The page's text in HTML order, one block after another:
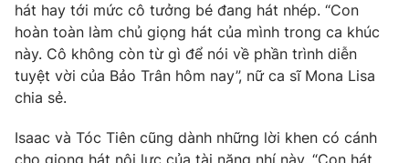
Thị trường
Tư vấn
Lịch phát sóng
Chuyên mục khác
hát hay tới mức cô tưởng bé đang hát nhép. “Con
hoàn toàn làm chủ giọng hát của mình trong ca khúc
này. Cô không còn từ gì để nói về phần trình diễn
tuyệt vời của Bảo Trân hôm nay”, nữ ca sĩ Mona Lisa
chia sẻ.
Isaac và Tóc Tiên cũng dành những lời khen có cánh
cho giọng hát nội lực của tài năng nhí này. “Con hát